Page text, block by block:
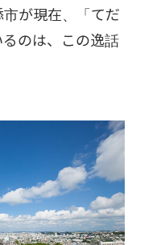
が現在、「てだ
のは、この逸話